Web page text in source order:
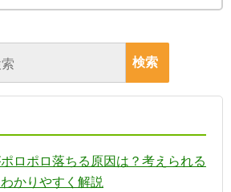
ロポロ落ちる原因は？考えられる
かりやすく解説